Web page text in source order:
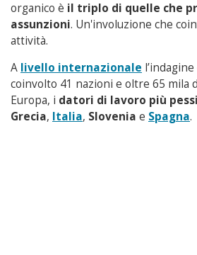
organico è il triplo di quelle che
assunzioni. Un'involuzione che
attività.
A livello internazionale
coinvolto 41 nazioni e oltre 65 mila
Europa, i datori di lavoro più
Grecia, Italia, Slovenia e Spagna.